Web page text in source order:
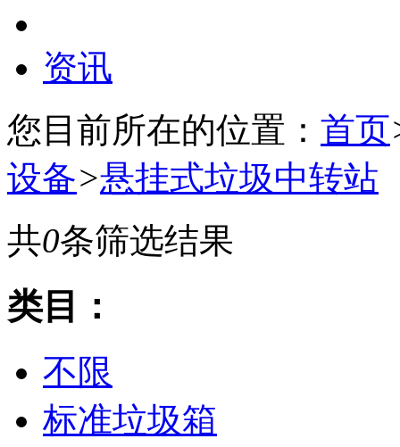
资讯
您目前所在的位置： 首页
设备>悬挂式垃圾中转站
共0条筛选结果
类目：
不限
标准垃圾箱